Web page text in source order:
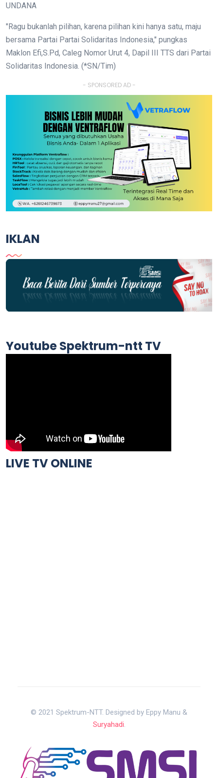
UNDANA
"Ragu bukanlah pilihan, karena pilihan kini hanya satu, maju
bersama Partai Partai Solidaritas Indonesia," pungkas
Maklon Efi,S.Pd, Caleg Nomor Urut 4, Dapil III TTS dari Partai
Solidaritas Indonesia. (*SN/Tim)
- SPONSORED AD -
IKLAN
Youtube Spektrum-ntt TV
LIVE TV ONLINE
© 2021 Spektrum-NTT. Designed by Eppy Manu &
Suryahadi.